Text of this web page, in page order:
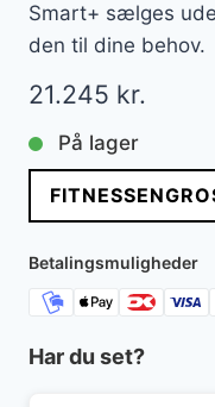
Smart+ sælges
den til dine behov.
21.245 kr.
På lager
Betalingsmuligheder
Har du set?